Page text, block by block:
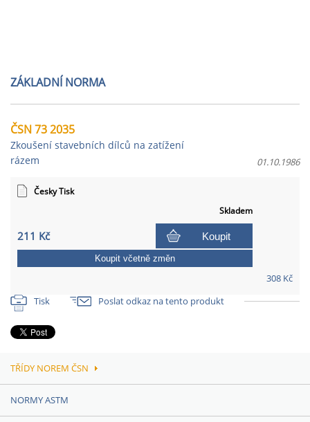
ZÁKLADNÍ NORMA
ČSN 73 2035
Zkoušení stavebních dílců na zatížení
rázem
01.10.1986
Česky Tisk
Skladem
211 Kč Koupit
308 Kč
Koupit včetně změn
Tisk Poslat odkaz na tento produkt
TŘÍDY NOREM ČSN
NORMY ASTM